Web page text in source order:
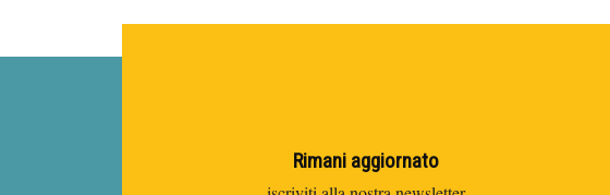
Rimani aggiornato